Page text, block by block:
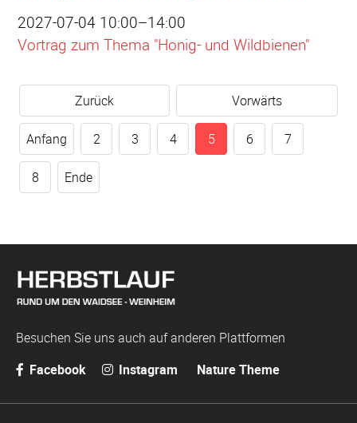
2027-07-04 10:00–14:00
Vortrag zum Thema "Honig- und Wildbienen"
Zurück Vorwärts
Anfang 2 3 4 5 6 7
8 Ende
Besuchen Sie uns auch auf anderen Plattformen
Facebook
Instagram Nature Theme